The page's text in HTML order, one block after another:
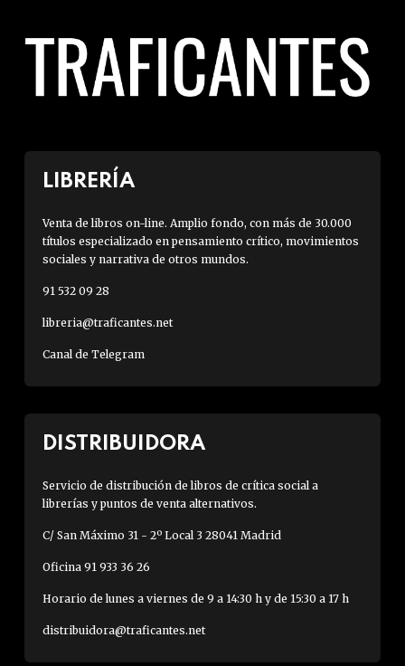
LIBRERÍA
Venta de libros on-line. Amplio fondo, con más de 30.000
títulos especializado en pensamiento crítico, movimientos
sociales y narrativa de otros mundos.
91 532 09 28
libreria@traficantes.net
Canal de Telegram
DISTRIBUIDORA
Servicio de distribución de libros de crítica social a
librerías y puntos de venta alternativos.
C/ San Máximo 31 - 2º Local 3 28041 Madrid
Oficina 91 933 36 26
Horario de lunes a viernes de 9 a 14:30 h y de 15:30 a 17 h
distribuidora@traficantes.net